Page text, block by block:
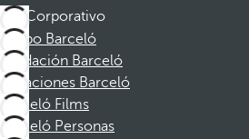
Corporativo
Grupo Barceló
Fundación Barceló
Vacaciones Barceló
Barceló Films
Barceló Personas